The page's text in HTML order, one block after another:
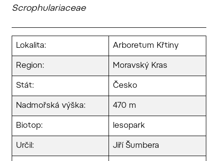
Scrophulariaceae
Lokalita: Arboretum Křtiny
Region: Moravský Kras
Stát: Česko
Nadmořská výška: 470 m
Biotop: lesopark
Určil: Jiří Šumbera